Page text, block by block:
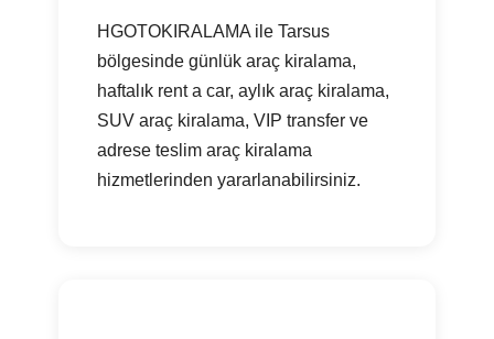
HGOTOKIRALAMA ile Tarsus
bölgesinde günlük araç kiralama,
haftalık rent a car, aylık araç kiralama,
SUV araç kiralama, VIP transfer ve
adrese teslim araç kiralama
hizmetlerinden yararlanabilirsiniz.